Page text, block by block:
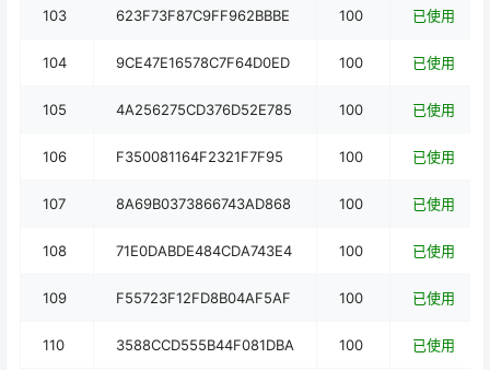
103 623F73F87C9FF962BBBE 100 已使用
104 9CE47E16578C7F64D0ED 100 已使用
105 4A256275CD376D52E785 100 已使用
106 F350081164F2321F7F95 100 已使用
107 8A69B0373866743AD868 100 已使用
108 71E0DABDE484CDA743E4 100 已使用
109 F55723F12FD8B04AF5AF 100 已使用
110 3588CCD555B44F081DBA 100 已使用